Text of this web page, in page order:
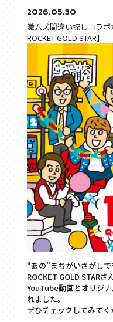
2026.05.30
激ムズ間違い探しコラ
ROCKET GOLD STAR】
“あの”まちがいさがし
ROCKET GOLD STARさ
YouTube動画とオリジ
れました。
ぜひチェックしてみてく